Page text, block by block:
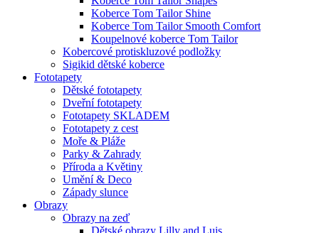
Koberce Tom Tailor Shine
Koberce Tom Tailor Smooth Comfort
Koupelnové koberce Tom Tailor
Kobercové protiskluzové podložky
Sigikid dětské koberce
Fototapety
Dětské fototapety
Dveřní fototapety
Fototapety SKLADEM
Fototapety z cest
Moře & Pláže
Parky & Zahrady
Příroda a Květiny
Umění & Deco
Západy slunce
Obrazy
Obrazy na zeď
Dětské obrazy Lilly and Luis